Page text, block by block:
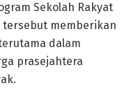
Sekolah Rakyat
tersebut memberikan
dalam
prasejahtera